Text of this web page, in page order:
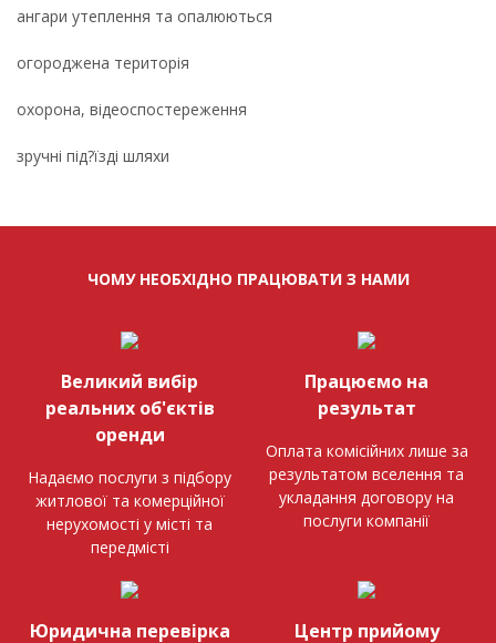
ангари утеплення та опалюються
огороджена територія
охорона, відеоспостереження
зручні під?їзді шляхи
ЧОМУ НЕОБХІДНО ПРАЦЮВАТИ З НАМИ
Великий вибір
реальних об'єктів
оренди
Надаємо послуги з підбору
житлової та комерційної
нерухомості у місті та
передмісті
Працюємо на
результат
Оплата комісійних лише за
результатом вселення та
укладання договору на
послуги компанії
Юридична перевірка
Центр прийому